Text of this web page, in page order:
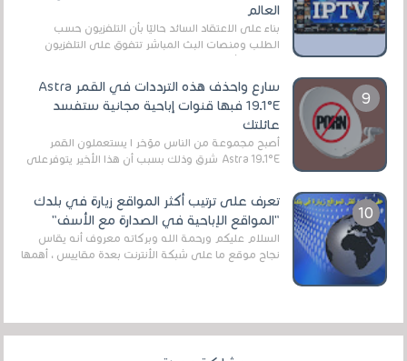
العالم
بناءً على الاعتقاد السائد حاليًا بأن التلفزيون حسب
الطلب ومنصات البث المباشر تتفوق على التلفزيون
الرقمي الأرضي التقليدي، يُعدّ IPTV-org خيار...
سارع واحذف هذه الترددات في القمر Astra
19.1°E فبها قنوات إباحية مجانية ستفسد
عائلتك
أصبح مجموعة من الناس مؤخر ا يستعملون القمر
Astra 19.1°E شرق وذلك بسبب أن هذا الأخير يتوفرعلى
تعرف على ترتيب أكثر المواقع زيارة في بلدك
"المواقع الإباحية في الصدارة مع الأسف"
السلام عليكم ورحمة الله وبركاته معروف أنه يقاس
نجاح موقع ما على شبكة الأنترنت بعدة مقاييس ، أهمها